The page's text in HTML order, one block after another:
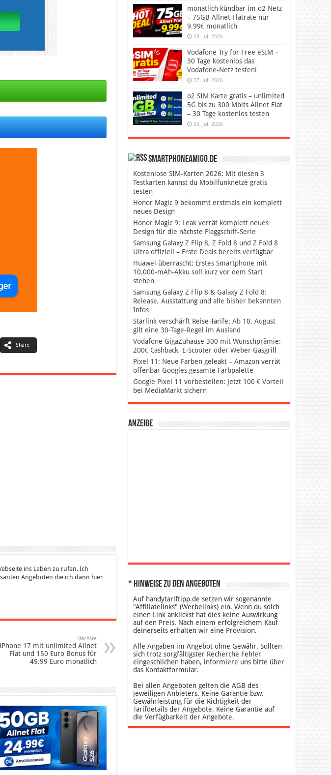
Share
ins Leben zu rufen. Ich
Angeboten die ich dann hier
Nächste
iPhone 17 mit unlimited Allnet
Flat und 150 Euro Bonus für
49.99 Euro monatlich
monatlich kündbar im o2 Netz
– 75GB Allnet Flatrate nur
9.99€ monatlich
28. Juli 2026
Vodafone Try for Free eSIM –
30 Tage kostenlos das
Vodafone-Netz testen!
27. Juli 2026
o2 SIM Karte gratis – unlimited
5G bis zu 300 Mbits Allnet Flat
– 30 Tage kostenlos testen
23. Juli 2026
SmartphoneAmigo.de
Kostenlose SIM-Karten 2026: Mit diesen 3
Testkarten kannst du Mobilfunknetze gratis
testen
Honor Magic 9 bekommt erstmals ein komplett
neues Design
Honor Magic 9: Leak verrät komplett neues
Design für die nächste Flaggschiff-Serie
Samsung Galaxy Z Flip 8, Z Fold 8 und Z Fold 8
Ultra offiziell – Erste Deals bereits verfügbar
Huawei überrascht: Erstes Smartphone mit
10.000-mAh-Akku soll kurz vor dem Start
stehen
Samsung Galaxy Z Flip 8 & Galaxy Z Fold 8:
Release, Ausstattung und alle bisher bekannten
Infos
Starlink verschärft Reise-Tarife: Ab 10. August
gilt eine 30-Tage-Regel im Ausland
Vodafone GigaZuhause 300 mit Wunschprämie:
200€ Cashback, E-Scooter oder Weber Gasgrill
Pixel 11: Neue Farben geleakt – Amazon verrät
offenbar Googles gesamte Farbpalette
Google Pixel 11 vorbestellen: Jetzt 100 € Vorteil
bei MediaMarkt sichern
Anzeige
* Hinweise zu den Angeboten
Auf handytariftipp.de setzen wir sogenannte
"Affiliatelinks" (Werbelinks) ein. Wenn du solch
einen Link anklickst hat dies keine Auswirkung
auf den Preis. Nach einem erfolgreichem Kauf
deinerseits erhalten wir eine Provision.
Alle Angaben im Angebot ohne Gewähr. Sollten
sich trotz sorgfältigster Recherche Fehler
eingeschlichen haben, informiere uns bitte über
das Kontaktformular.
Bei allen Angeboten gelten die AGB des
jeweiligen Anbieters. Keine Garantie bzw.
Gewährleistung für die Richtigkeit der
Tarifdetails der Angebote. Keine Garantie auf
die Verfügbarkeit der Angebote.